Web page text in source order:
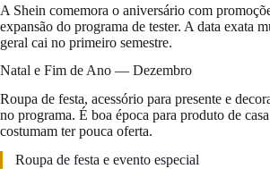
A Shein comemora o aniversário com
expansão do programa de tester. A data exata
geral cai no primeiro semestre.
Natal e Fim de Ano — Dezembro
Roupa de festa, acessório para presente e
no programa. É boa época para produto de
costumam ter pouca oferta.
Roupa de festa e evento especial